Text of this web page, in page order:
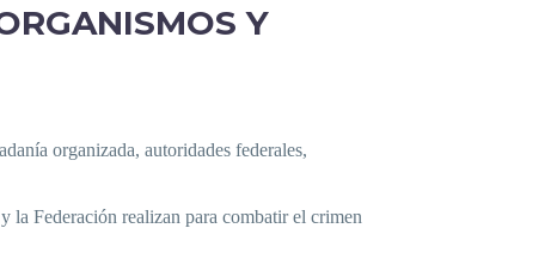
Y
organizada, autoridades federales,
la Federación realizan para combatir el crimen